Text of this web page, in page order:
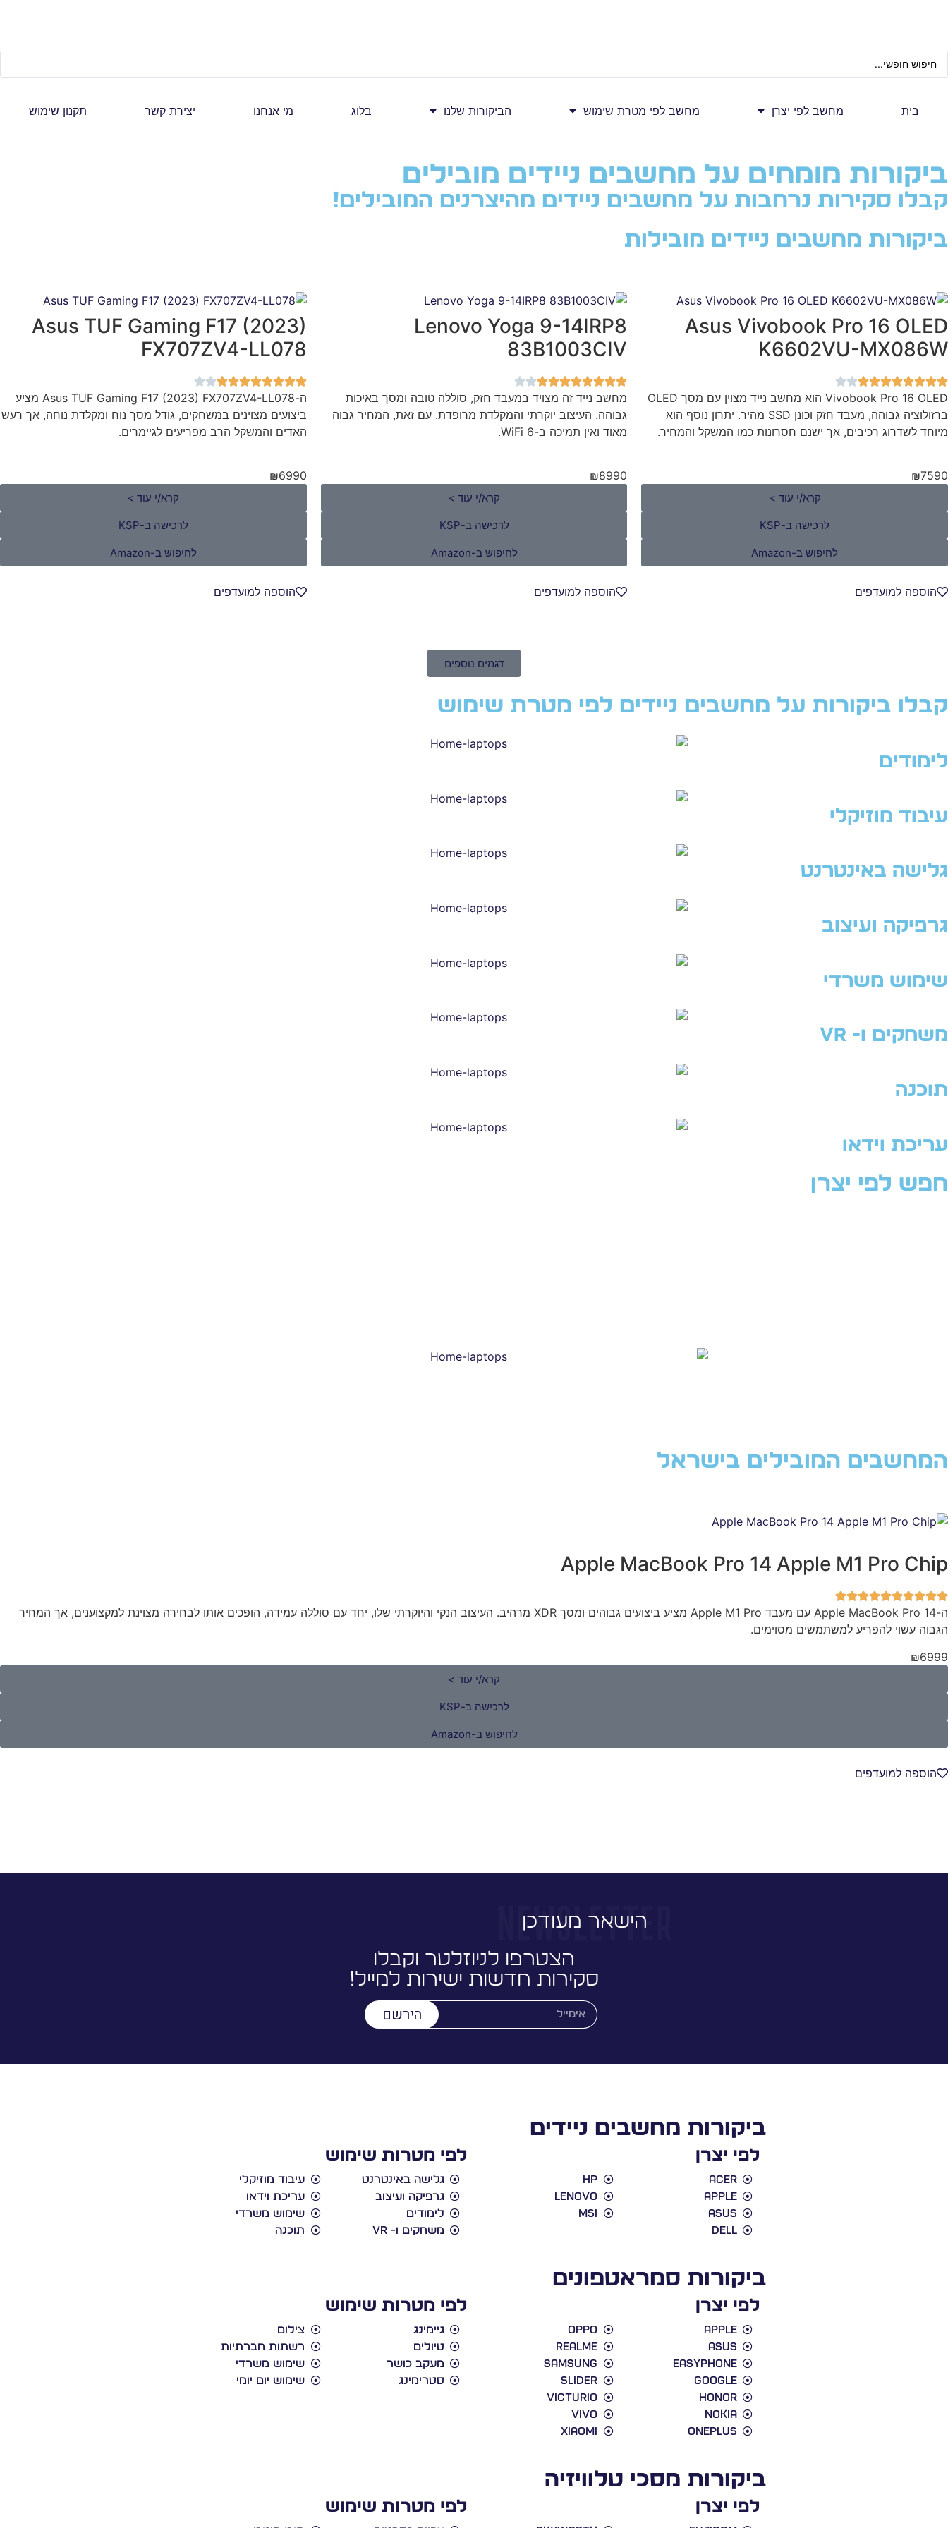
בית מחשב לפי יצרן מחשב לפי מטרת שימוש הביקורות שלנו בלוג מי אנחנו יצירת קשר תקנון שימוש
ביקורות מומחים על מחשבים ניידים מובילים
קבלו סקירות נרחבות על מחשבים ניידים מהיצרנים המובילים!
ביקורות מחשבים ניידים מובילות
Asus Vivobook Pro 16 OLED
K6602VU-MX086W
Vivobook Pro 16 OLED הוא מחשב נייד מצוין עם מסך OLED
ברזולוציה גבוהה, מעבד חזק וכונן SSD מהיר. יתרון נוסף הוא
מיוחד לשדרוג רכיבים, אך ישנם חסרונות כמו המשקל והמחיר.
₪7590
קרא/י עוד >
לרכישה ב-KSP
לחיפוש ב-Amazon
הוספה למועדפים
Lenovo Yoga 9-14IRP8
83B1003CIV
מחשב נייד זה מצויד במעבד חזק, סוללה טובה ומסך באיכות
גבוהה. העיצוב יוקרתי והמקלדת מרופדת. עם זאת, המחיר גבוה
מאוד ואין תמיכה ב-WiFi 6.
₪8990
קרא/י עוד >
לרכישה ב-KSP
לחיפוש ב-Amazon
הוספה למועדפים
Asus TUF Gaming F17 (2023)
FX707ZV4-LL078
ה-Asus TUF Gaming F17 (2023) FX707ZV4-LL078 מציע
ביצועים מצוינים במשחקים, גודל מסך נוח ומקלדת נוחה, אך רעש
האדים והמשקל הרב מפריעים לגיימרים.
₪6990
קרא/י עוד >
לרכישה ב-KSP
לחיפוש ב-Amazon
הוספה למועדפים
דגמים נוספים
קבלו ביקורות על מחשבים ניידים לפי מטרת שימוש
לימודים
עיבוד מוזיקלי
גלישה באינטרנט
גרפיקה ועיצוב
שימוש משרדי
משחקים ו- VR
תוכנה
עריכת וידאו
חפש לפי יצרן
המחשבים המובילים בישראל
Apple MacBook Pro 14 Apple M1 Pro Chip
ה-Apple MacBook Pro 14 עם מעבד Apple M1 Pro מציע ביצועים גבוהים ומסך XDR מרהיב. העיצוב הנקי והיוקרתי שלו, יחד עם סוללה עמידה, הופכים אותו לבחירה מצוינת למקצוענים, אך המחיר
הגבוה עשוי להפריע למשתמשים מסוימים.
₪6999
קרא/י עוד >
לרכישה ב-KSP
לחיפוש ב-Amazon
הוספה למועדפים
הישאר מעודכן
הצטרפו לניוזלטר וקבלו
סקירות חדשות ישירות למייל!
הירשם
ביקורות מחשבים ניידים
לפי יצרן
Acer
Apple
Asus
Dell
HP
Lenovo
MSI
לפי מטרות שימוש
גלישה באינטרנט
גרפיקה ועיצוב
לימודים
משחקים ו- VR
עיבוד מוזיקלי
עריכת וידאו
שימוש משרדי
תוכנה
ביקורות סמראטפונים
לפי יצרן
Apple
Asus
EasyPhone
Google
Honor
Nokia
Oneplus
Oppo
Realme
Samsung
slider
victurio
vivo
xiaomi
לפי מטרות שימוש
גיימינג
טיולים
מעקב כושר
סטרימינג
צילום
רשתות חברתיות
שימוש משרדי
שימוש יום יומי
ביקורות מסכי טלוויזיה
לפי יצרן לפי מטרות שימוש